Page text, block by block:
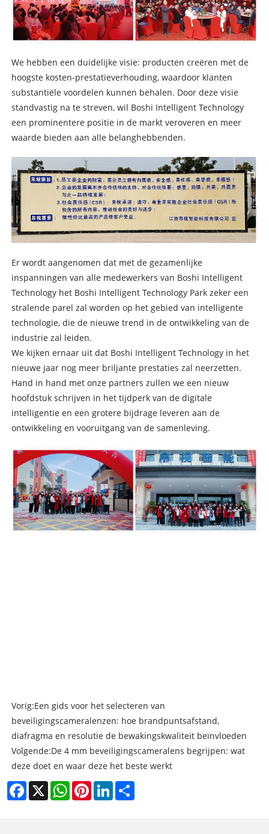
We hebben een duidelijke visie: producten creëren met de
hoogste kosten-prestatieverhouding, waardoor klanten
substantiële voordelen kunnen behalen. Door deze visie
standvastig na te streven, wil Boshi Intelligent Technology
een prominentere positie in de markt veroveren en meer
waarde bieden aan alle belanghebbenden.
Er wordt aangenomen dat met de gezamenlijke
inspanningen van alle medewerkers van Boshi Intelligent
Technology het Boshi Intelligent Technology Park zeker een
stralende parel zal worden op het gebied van intelligente
technologie, die de nieuwe trend in de ontwikkeling van de
industrie zal leiden.
We kijken ernaar uit dat Boshi Intelligent Technology in het
nieuwe jaar nog meer briljante prestaties zal neerzetten.
Hand in hand met onze partners zullen we een nieuw
hoofdstuk schrijven in het tijdperk van de digitale
intelligentie en een grotere bijdrage leveren aan de
ontwikkeling en vooruitgang van de samenleving.
Vorig:Een gids voor het selecteren van
beveiligingscameralenzen: hoe brandpuntsafstand,
diafragma en resolutie de bewakingskwaliteit beïnvloeden
Volgende:De 4 mm beveiligingscameralens begrijpen: wat
deze doet en waar deze het beste werkt
Facebook
X WhatsAppPinterestLinkedIn